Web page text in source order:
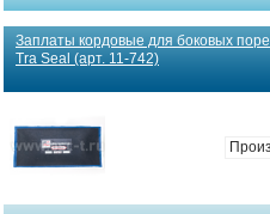
Заплаты кордовые для боковых
Tra Seal (арт. 11-742)